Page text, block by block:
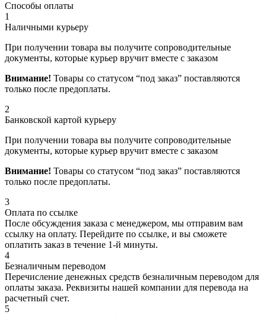
Способы оплаты
1
Наличными курьеру
При получении товара вы получите сопроводительные
документы, которые курьер вручит вместе с заказом
Внимание! Товары со статусом “под заказ” поставляются
только после предоплаты.
2
Банковской картой курьеру
При получении товара вы получите сопроводительные
документы, которые курьер вручит вместе с заказом
Внимание! Товары со статусом “под заказ” поставляются
только после предоплаты.
3
Оплата по ссылке
После обсуждения заказа с менеджером, мы отправим вам
ссылку на оплату. Перейдите по ссылке, и вы сможете
оплатить заказ в течение 1-й минуты.
4
Безналичным переводом
Перечисление денежных средств безналичным переводом для
оплаты заказа. Реквизиты нашей компании для перевода на
расчетный счет.
5